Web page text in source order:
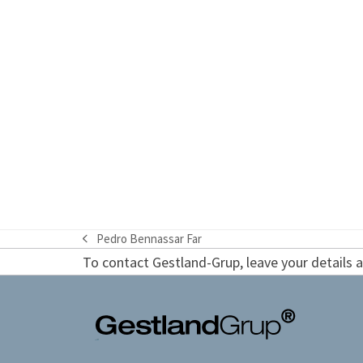
previous
post:
Pedro Bennassar Far
To contact Gestland-Grup, leave your details